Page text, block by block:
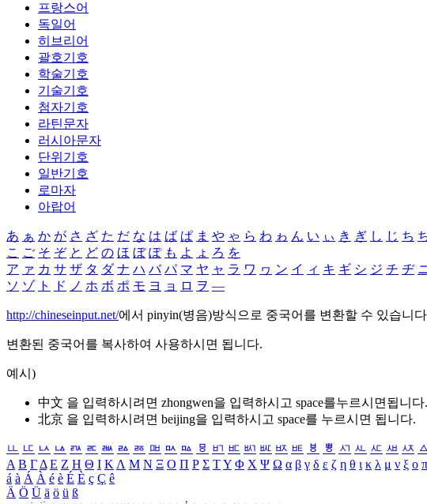
프랑스어
독일어
히브리어
괄호기호
학술기호
기술기호
첨자기호
라틴문자
러시아문자
단위기호
일반기호
로마자
아랍어
あ ぁ か が さ ざ た だ な は ば ぱ ま や ゃ ら わ ゎ ん い ぃ き ぎ し じ ち
こ ご そ ぞ と ど の ほ ぼ ぽ も よ ょ ろ を
ア ァ カ サ ザ タ ダ ナ ハ バ パ マ ヤ ャ ラ ワ ヮ ン イ ィ キ ギ シ ジ チ ヂ
ソ ゾ ト ド ノ ホ ボ ポ モ ヨ ョ ロ ヲ ―
http://chineseinput.net/에서 pinyin(병음)방식으로 중국어를 변환할 수 있습니
변환된 중국어를 복사하여 사용하시면 됩니다.
예시)
中文 을 입력하시려면 zhongwen을 입력하시고 space를누르시면됩니다.
北京 을 입력하시려면 beijing을 입력하시고 space를 누르시면 됩니다.
ㅥ ㅦ ㅧ ㅨ ㅩ ㅪ ㅫ ㅬ ㅭ ㅮ ㅯ ㅰ ㅱ ㅲ ㅳ ㅴ ㅵ ㅶ ㅷ ㅸ ㅹ ㅺ ㅻ ㅼ ㅽ ㅾ ㅿ
Α Β ΓΔ Ε Ζ Η Θ Ι ΚΛ Μ Ν Ξ Ο Π Ρ Σ ΤΥ Φ Χ Ψ Ω α β γ δ ε ζ η θ ι κ λ μ ν ξ ο π
á à Á À é è É È ç Ç ê
Ä Ö Ü ä ö ü ß